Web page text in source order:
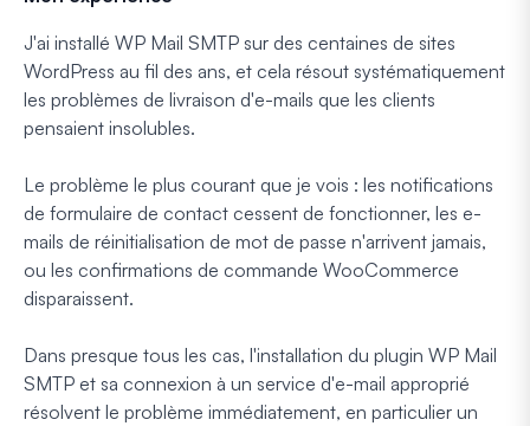
J'ai installé WP Mail SMTP sur des centaines de sites
WordPress au fil des ans, et cela résout systématiquement
les problèmes de livraison d'e-mails que les clients
pensaient insolubles.
Le problème le plus courant que je vois : les notifications
de formulaire de contact cessent de fonctionner, les e-
mails de réinitialisation de mot de passe n'arrivent jamais,
ou les confirmations de commande WooCommerce
disparaissent.
Dans presque tous les cas, l'installation du plugin WP Mail
SMTP et sa connexion à un service d'e-mail approprié
résolvent le problème immédiatement, en particulier un